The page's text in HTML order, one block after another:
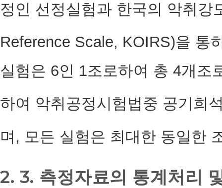
정인 선정실험과 한국의 악취강
Reference Scale, KOIRS)을 통
실험은 6인 1조로하여 총 4개조
하여 악취공정시험법중 공기희
며, 모든 실험은 최대한 동일한
2. 3. 측정자료의 통계처리